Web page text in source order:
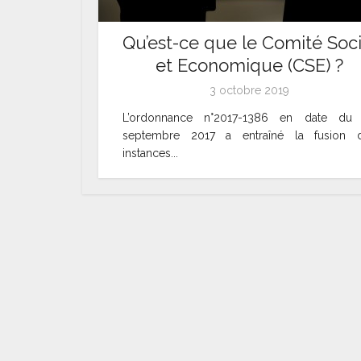
Qu’est-ce que le Comité
et Economique (CSE) ?
3 octobre 2019
L’ordonnance n°2017-1386 en date du
septembre 2017 a entraîné la fusion
instances...